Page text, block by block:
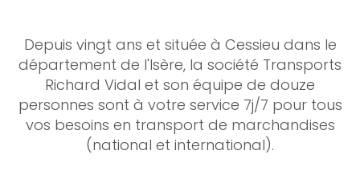
Depuis vingt ans et située à Cessieu dans le
département de l'Isère, la société Transports
Richard Vidal et son équipe de douze
personnes sont à votre service 7j/7 pour tous
vos besoins en transport de marchandises
(national et international).